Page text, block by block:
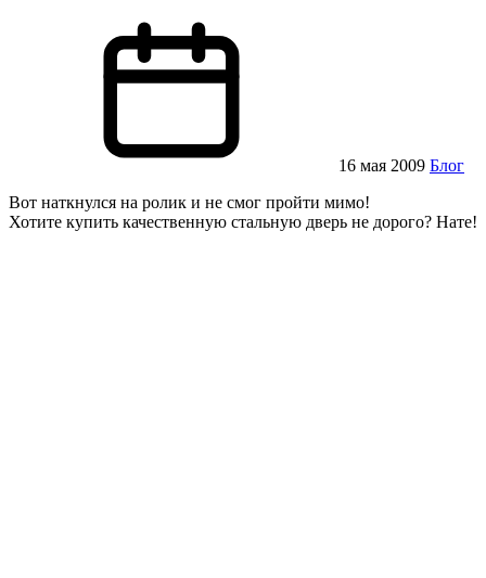
16 мая 2009 Блог
Вот наткнулся на ролик и не смог пройти мимо!
Хотите купить качественную стальную дверь не дорого? Нате!